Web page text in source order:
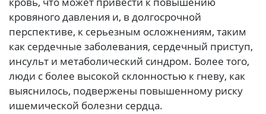
кровяного давления и, в долгосрочной
перспективе, к серьезным осложнениям, таким
как сердечные заболевания, сердечный приступ,
инсульт и метаболический синдром. Более того,
люди с более высокой склонностью к гневу, как
выяснилось, подвержены повышенному риску
ишемической болезни сердца.